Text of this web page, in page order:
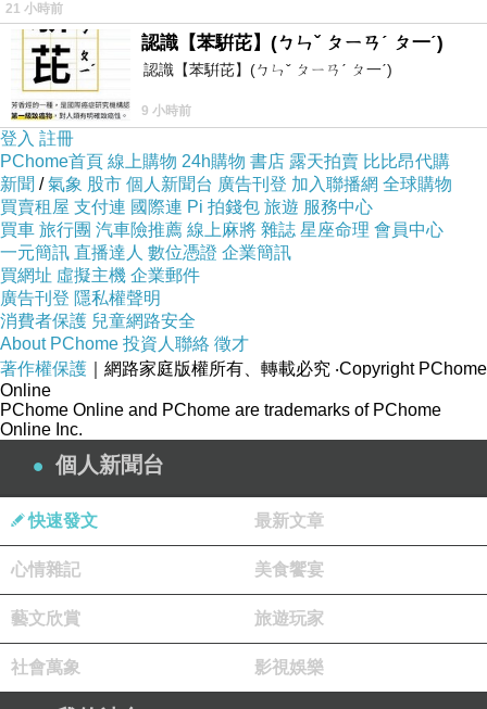
21 小時前
認識【苯騈芘】(ㄅㄣˇ ㄆㄧㄢˊ ㄆ一ˊ)
認識【苯騈芘】(ㄅㄣˇ ㄆㄧㄢˊ ㄆ一ˊ)
9 小時前
登入 註冊
PChome首頁 線上購物 24h購物 書店 露天拍賣 比比昂代購
新聞 /氣象 股市 個人新聞台 廣告刊登 加入聯播網 全球購物
買賣租屋 支付連 國際連 Pi 拍錢包 旅遊 服務中心
買車 旅行團 汽車險推薦 線上麻將 雜誌 星座命理 會員中心
一元簡訊 直播達人 數位憑證 企業簡訊
買網址 虛擬主機 企業郵件
廣告刊登 隱私權聲明
消費者保護 兒童網路安全
About PChome 投資人聯絡 徵才
著作權保護 ｜網路家庭版權所有、轉載必究 ‧Copyright PChome
Online
PChome Online and PChome are trademarks of PChome
Online Inc.
個人新聞台
快速發文 最新文章
心情雜記 美食饗宴
藝文欣賞 旅遊玩家
社會萬象 影視娛樂